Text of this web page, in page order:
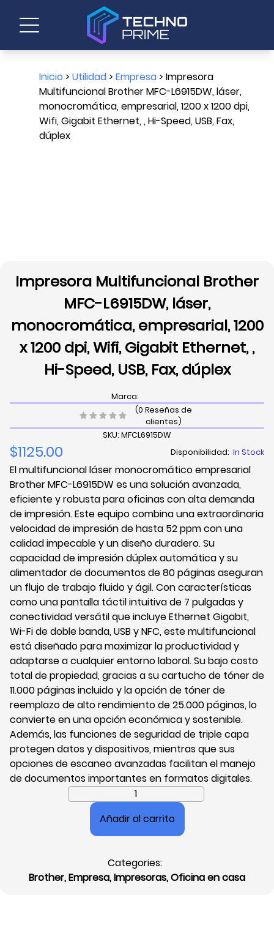
Inicio > Utilidad> Empresa> Impresora
Multifuncional Brother MFC-L6915DW, láser,
monocromática, empresarial, 1200 x 1200 dpi,
Wifi, Gigabit Ethernet, , Hi-Speed, USB, Fax,
dúplex
Impresora Multifuncional Brother
MFC-L6915DW, láser,
monocromática, empresarial, 1200
x 1200 dpi, Wifi, Gigabit Ethernet, ,
Hi-Speed, USB, Fax, dúplex
Marca:
(0 Reseñas de
clientes)
SKU: MFCL6915DW
$1125.00 Disponibilidad: In Stock
El multifuncional láser monocromático empresarial
Brother MFC-L6915DW es una solución avanzada,
eficiente y robusta para oficinas con alta demanda
de impresión. Este equipo combina una extraordinaria
velocidad de impresión de hasta 52 ppm con una
calidad impecable y un diseño duradero. Su
capacidad de impresión dúplex automática y su
alimentador de documentos de 80 páginas aseguran
un flujo de trabajo fluido y ágil. Con características
como una pantalla táctil intuitiva de 7 pulgadas y
conectividad versátil que incluye Ethernet Gigabit,
Wi-Fi de doble banda, USB y NFC, este multifuncional
está diseñado para maximizar la productividad y
adaptarse a cualquier entorno laboral. Su bajo costo
total de propiedad, gracias a su cartucho de tóner de
11.000 páginas incluido y la opción de tóner de
reemplazo de alto rendimiento de 25.000 páginas, lo
convierte en una opción económica y sostenible.
Además, las funciones de seguridad de triple capa
protegen datos y dispositivos, mientras que sus
opciones de escaneo avanzadas facilitan el manejo
de documentos importantes en formatos digitales.
Impresora
Multifuncional
Brother
MFC-
monocromática,
Añadir al carrito
Categories:
Brother,Empresa,Impresoras,Oficina en casa